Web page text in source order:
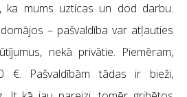
ka mums uzticas un dod darbu.
– pašvaldība var atļauties
nekā privātie. Piemēram,
€. Pašvaldībām tādas ir bieži,